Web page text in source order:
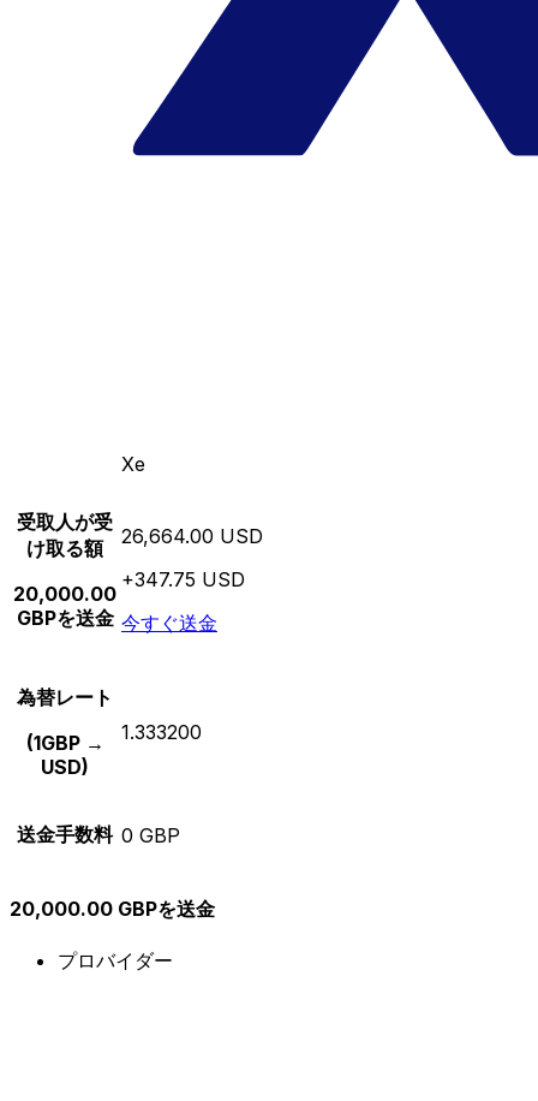
Xe
受取人が受
け取る額
20,000.00
GBPを送金
26,664.00 USD
+347.75 USD
今すぐ送金
為替レート
(1GBP →
USD)
1.333200
送金手数料 0 GBP
20,000.00 GBPを送金
プロバイダー